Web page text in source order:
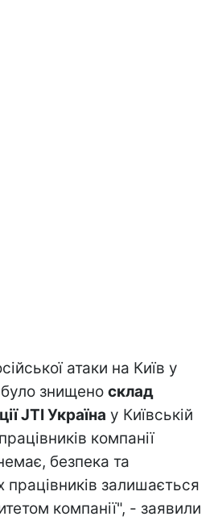
атаки на Київ у
знищено склад
JTI Україна у Київській
компанії
безпека та
залишається
компанії", - заявили